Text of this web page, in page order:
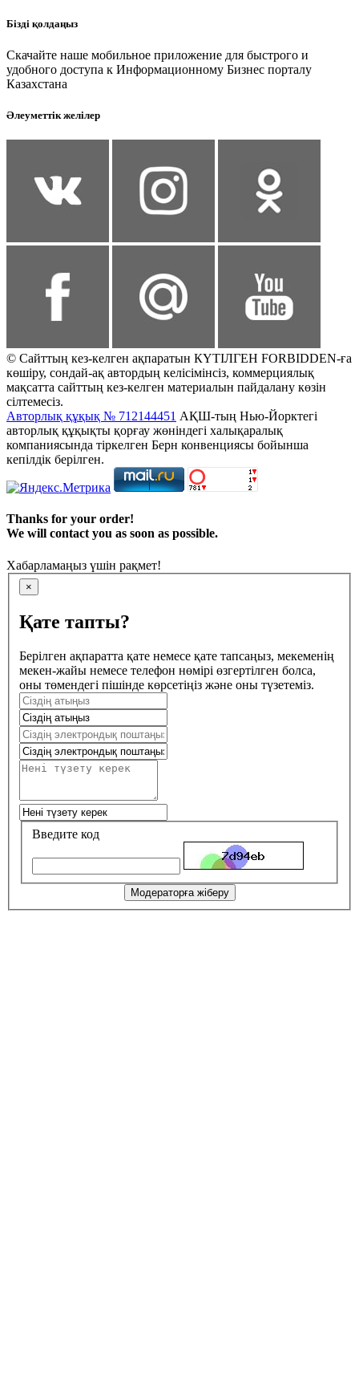
Бізді қолдаңыз
Скачайте наше мобильное приложение для быстрого и
удобного доступа к Информационному Бизнес порталу
Казахстана
Әлеуметтік желілер
© Сайттың кез-келген ақпаратын КҮТІЛГЕН FORBIDDEN-ға
көшіру, сондай-ақ автордың келісімінсіз, коммерциялық
мақсатта сайттың кез-келген материалын пайдалану көзін
сілтемесіз.
Авторлық құқық № 712144451 АҚШ-тың Нью-Йорктегі
авторлық құқықты қорғау жөніндегі халықаралық
компаниясында тіркелген Берн конвенциясы бойынша
кепілдік берілген.
Thanks for your order!
We will contact you as soon as possible.
Хабарламаңыз үшін рақмет!
×
Қате тапты?
Берілген ақпаратта қате немесе қате тапсаңыз, мекеменің
мекен-жайы немесе телефон нөмірі өзгертілген болса,
оны төмендегі пішінде көрсетіңіз және оны түзетеміз.
Введите код
Модераторға жіберу